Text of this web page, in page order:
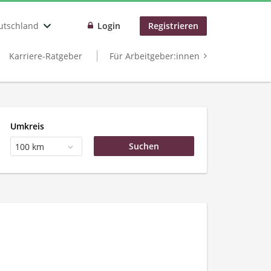
Login Registrieren
Karriere-Ratgeber Für Arbeitgeber:innen
Umkreis
100 km